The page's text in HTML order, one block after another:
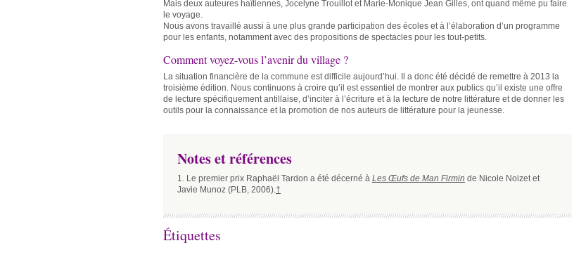
Mais deux auteures haïtiennes, Jocelyne Trouillot et Marie-Monique Jean Gilles, ont quand même pu faire
le voyage.
Nous avons travaillé aussi à une plus grande participation des écoles et à l’élaboration d’un programme
pour les enfants, notamment avec des propositions de spectacles pour les tout-petits.
Comment voyez-vous l’avenir du village ?
La situation financière de la commune est difficile aujourd’hui. Il a donc été décidé de remettre à 2013 la
troisième édition. Nous continuons à croire qu’il est essentiel de montrer aux publics qu’il existe une offre
de lecture spécifiquement antillaise, d’inciter à l’écriture et à la lecture de notre littérature et de donner les
outils pour la connaissance et la promotion de nos auteurs de littérature pour la jeunesse.
Notes et références
1. Le premier prix Raphaël Tardon a été décerné à Les Œufs de Man Firmin de Nicole Noizet et
Javie Munoz (PLB, 2006).†
Étiquettes